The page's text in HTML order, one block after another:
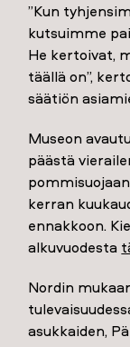
”Kun
kutsuimme
He kertoivat,
täällä on”,
säätiön
Museon
päästä
kerran
ennakkoon.
alkuvuodesta
Nordin
asukkaiden,